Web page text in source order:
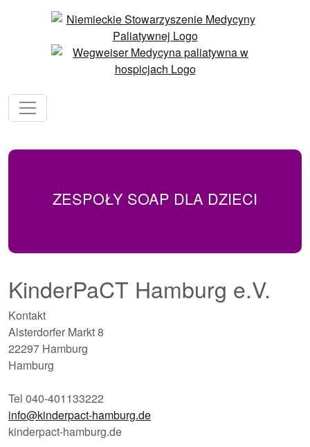
ZESPOŁY SOAP DLA DZIECI
KinderPaCT Hamburg e.V.
Kontakt
Alsterdorfer Markt 8
22297 Hamburg
Hamburg
Tel 040-401133222
info@kinderpact-hamburg.de
kinderpact-hamburg.de